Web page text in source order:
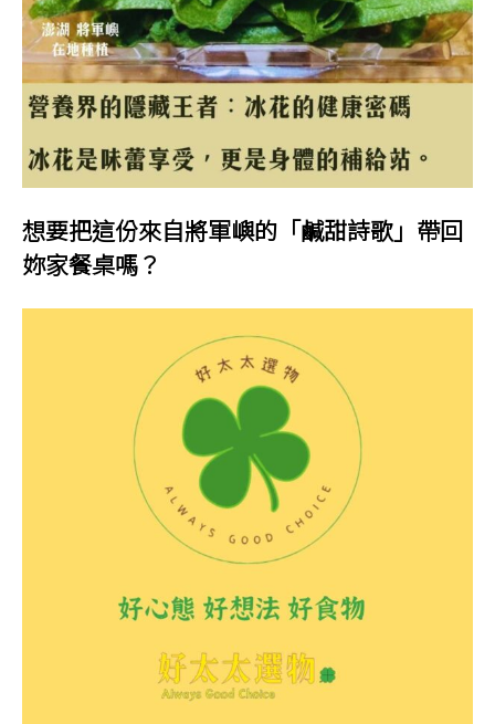
想要把這份來自將軍嶼的「鹹甜詩歌」帶回
妳家餐桌嗎？